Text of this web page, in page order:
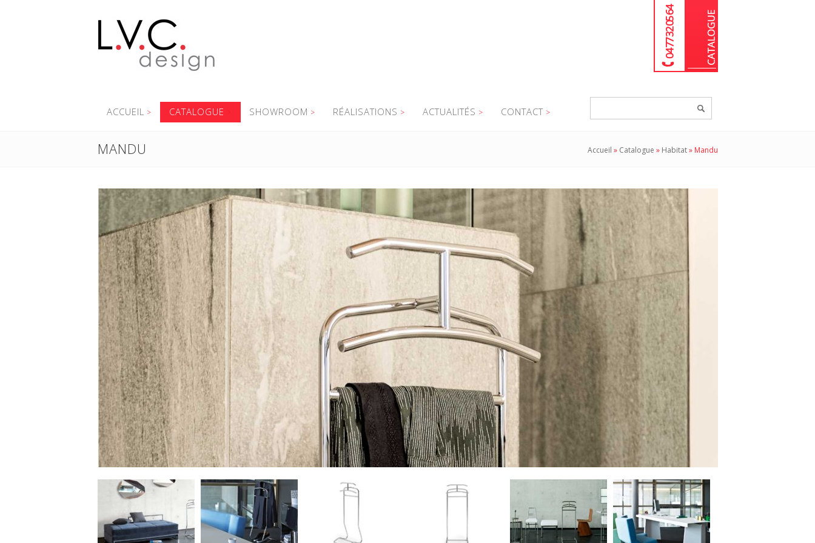
04 77 32 05 64
ACCUEIL CATALOGUE SHOWROOM RÉALISATIONS ACTUALITÉS CONTACT
MANDU Accueil » Catalogue » Habitat» Mandu